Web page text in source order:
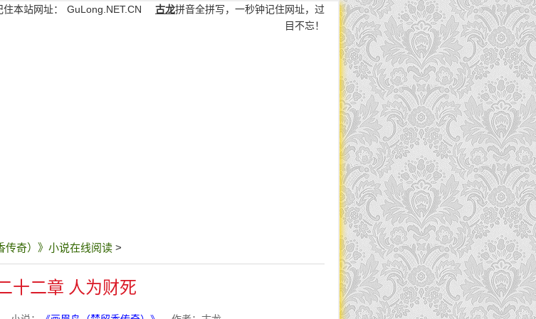
本站网址： GuLong.NET.CN 古龙拼音全拼写，一秒钟记住网址，过
目不忘！
传奇）》小说在线阅读 >
十二章 人为财死